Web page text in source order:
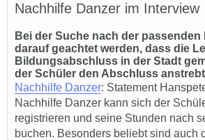
Nachhilfe Danzer im Interview
Bei der Suche nach der
darauf geachtet werden, dass die
Bildungsabschluss in der Stadt
der Schüler den Abschluss
Nachhilfe Danzer: Statement Han
Nachhilfe Danzer kann sich der
registrieren und seine Stunden nach
buchen. Besonders beliebt sind auch